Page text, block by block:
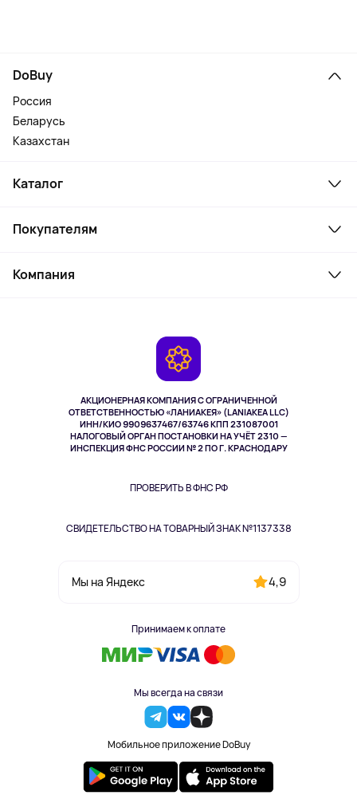
АКЦИОНЕРНАЯ КОМПАНИЯ С ОГРАНИЧЕННОЙ
ОТВЕТСТВЕННОСТЬЮ «ЛАНИАКЕЯ» (LANIAKEA LLC)
ИНН/КИО 9909637467/63746 КПП 231087001
НАЛОГОВЫЙ ОРГАН ПОСТАНОВКИ НА УЧЁТ 2310 —
ИНСПЕКЦИЯ ФНС РОССИИ № 2 ПО Г. КРАСНОДАРУ
ПРОВЕРИТЬ В ФНС РФ
СВИДЕТЕЛЬСТВО НА ТОВАРНЫЙ ЗНАК №1137338
Мы на Яндекс 4,9
Принимаем к оплате
Мы всегда на связи
Мобильное приложение DoBuy
DoBuy
Россия
Беларусь
Казахстан
Каталог
Ноутбуки, мониторы, VR
Косметика и уход
Здоровье питомцев
Одежда и аксессуары
Покупателям
Как заказать
Компания